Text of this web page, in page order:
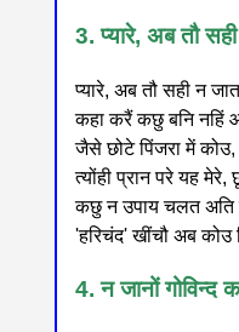
3. प्यारे, अब तौ
प्यारे, अब तौ सही न
कहा करैं कछु बनि नहिं
जैसे छोटे पिंजरा में कोउ,
त्योंही प्रान परे यह
कछु न उपाय चलत अति
'हरिचंद' खींचौ अब कोउ
4. न जानों गोविन्द